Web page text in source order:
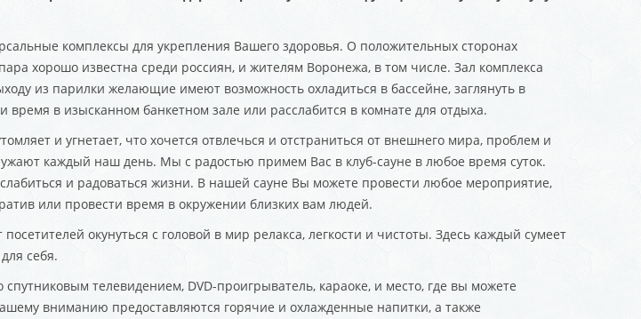
комплексы для укрепления Вашего здоровья. О положительных сторонах
хорошо известна среди россиян, и жителям Воронежа, в том числе. Зал комплекса
из парилки желающие имеют возможность охладиться в бассейне, заглянуть в
время в изысканном банкетном зале или расслабится в комнате для отдыха.
и угнетает, что хочется отвлечься и отстраниться от внешнего мира, проблем и
каждый наш день. Мы с радостью примем Вас в клуб-сауне в любое время суток.
и радоваться жизни. В нашей сауне Вы можете провести любое мероприятие,
или провести время в окружении близких вам людей.
окунуться с головой в мир релакса, легкости и чистоты. Здесь каждый сумеет
себя.
телевидением, DVD-проигрыватель, караоке, и место, где вы можете
вниманию предоставляются горячие и охлажденные напитки, а также